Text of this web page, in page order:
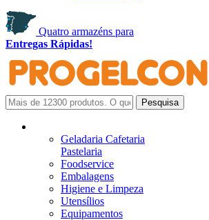
Quatro armazéns para
Entregas Rápidas!
Geladaria Cafetaria
Pastelaria
Foodservice
Embalagens
Higiene e Limpeza
Utensílios
Equipamentos